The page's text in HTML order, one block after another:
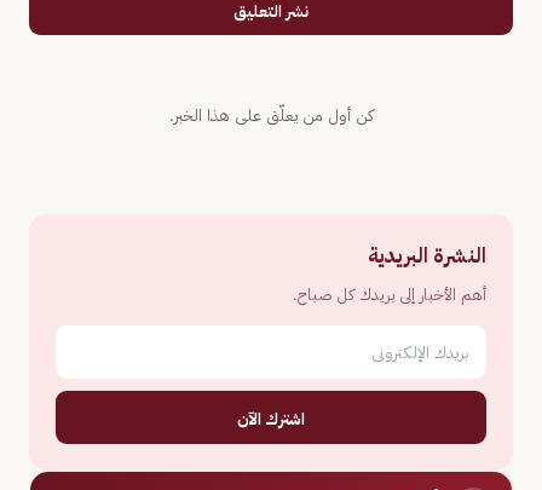
نشر التعليق
كن أول من يعلّق على هذا الخبر.
النشرة البريدية
أهم الأخبار إلى بريدك كل صباح.
اشترك الآن